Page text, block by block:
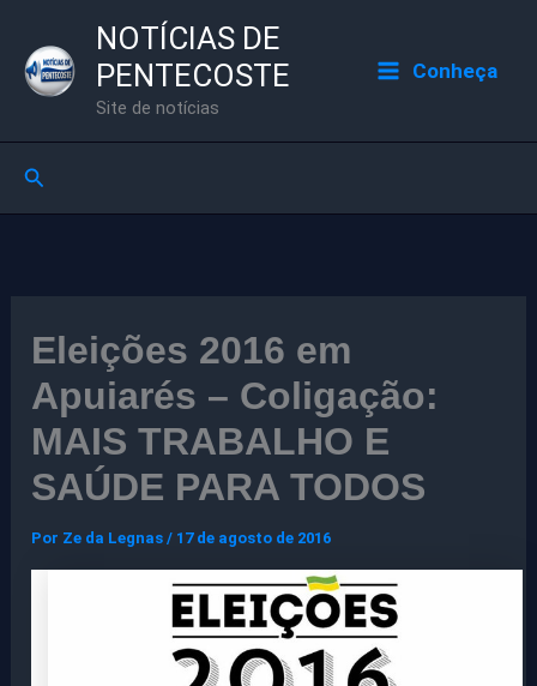
para
NOTÍCIAS DE
PENTECOSTE
Site de notícias
Conheça
Pesquisar
Eleições 2016 em
Apuiarés – Coligação:
MAIS TRABALHO E
SAÚDE PARA TODOS
Por Ze da Legnas/ 17 de agosto de 2016